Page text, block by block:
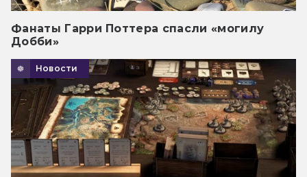
Фанаты Гарри Поттера спасли «могилу
Добби»
Новости